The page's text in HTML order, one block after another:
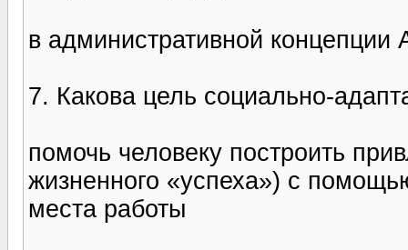
в административной концепции
7. Какова цель социально-
помочь человеку построить
жизненного «успеха») с
места работы